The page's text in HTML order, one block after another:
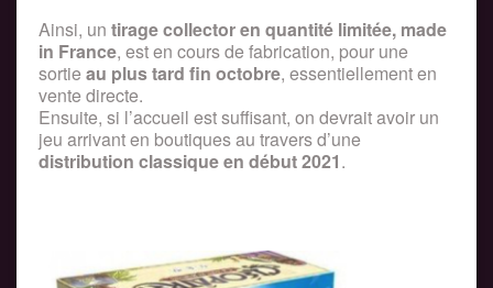
Ainsi, un tirage collector en quantité limitée, made
in France, est en cours de fabrication, pour une
sortie au plus tard fin octobre, essentiellement en
vente directe.
Ensuite, si l’accueil est suffisant, on devrait avoir un
jeu arrivant en boutiques au travers d’une
distribution classique en début 2021.